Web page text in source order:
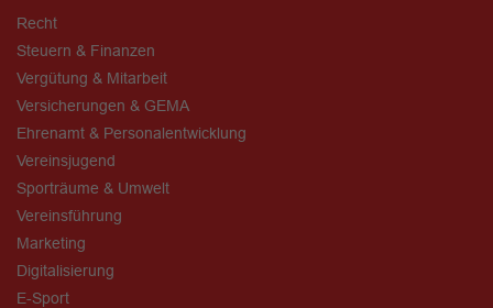
Recht
Steuern & Finanzen
Vergütung & Mitarbeit
Versicherungen & GEMA
Ehrenamt & Personalentwicklung
Vereinsjugend
Sporträume & Umwelt
Vereinsführung
Marketing
Digitalisierung
E-Sport